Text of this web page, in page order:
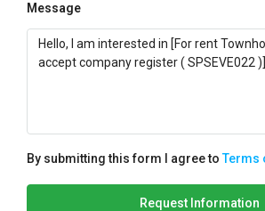
Message
By submitting this form I agree toTerms
Request Information